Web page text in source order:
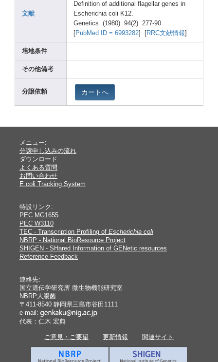
文献
Definition of additional flage llar genes in
Escherichia coli K12.
Genetics (1980) 94(2) 277-90
PubMed ID = 6993282 RRC文献情報
培地条件
その他備考
分譲依頼 カートへ
メニュー:
分譲申し込みの流れ
ダウンロード
よくある質問
お問い合わせ
E.coli Tracking System
特設リンク:
PEC MG1655
PEC W3110
TEC - Transcription Profiling of Escherichia coli
NBRP - National BioResource Project
SHIGEN - SHared Information of GENetic resources
Reference Feedback
連絡先:
国立遺伝学研究所 微生物機能研究室
NBRP大腸菌
〒411-8540 静岡県三島市谷田1111
e-mail:
代表：仁木 宏典
ご意見・ご要望 更新情報 関連サイト